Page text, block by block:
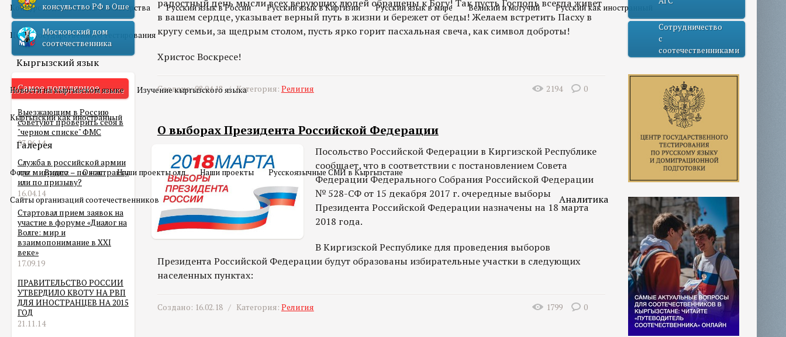
Конкурс педагогического мастерства Русский язык в России Русский язык в Киргизии Русский язык в мире Великий и могучий Русский как иностранный
Центр государственного тестирования
Кыргызский язык
Новости на кыргызском языке Изучение кыргызского языка
Кыргызский как иностранный
Галерея
Фото Видео О нас Наши проекты олд Наши проекты Русскоязычные СМИ в Кыргызстане
Сайты организаций соотечественников Аналитика
консульство РФ в Оше
Московский дом
соотечественника
Самое популярное
Выезжающим в Россию
советуют проверить себя в
"черном списке" ФМС
03.06.14
Служба в российской армии
для мигранта – по контракту
или по призыву?
16.04.14
Стартовал прием заявок на
участие в форуме «Диалог на
Волге: мир и
взаимопонимание в XXI
веке»
17.09.19
ПРАВИТЕЛЬСТВО РОССИИ
УТВЕРДИЛО КВОТУ НА РВП
ДЛЯ ИНОСТРАНЦЕВ НА 2015
ГОД
21.11.14
радостный день мысли всех верующих людей обращены к Богу! Так пусть Господь всегда живет
в вашем сердце, указывает верный путь в жизни и бережет от беды! Желаем встретить Пасху в
кругу семьи, за щедрым столом, пусть ярко горит пасхальная свеча, как символ доброты!
Христос Воскресе!
Создано: 08.04.18 /Категория: Религия 2194 0
О выборах Президента Российской Федерации
Посольство Российской Федерации в Киргизской Республике
сообщает, что в соответствии с постановлением Совета
Федерации Федерального Собрания Российской Федерации
№ 528-СФ от 15 декабря 2017 г. очередные выборы
Президента Российской Федерации назначены на 18 марта
2018 года.
В Киргизской Республике для проведения выборов
Президента Российской Федерации будут образованы избирательные участки в следующих
населенных пунктах:
Создано: 16.02.18 / Категория: Религия 1799 0
Сотрудничество
с
соотечественниками